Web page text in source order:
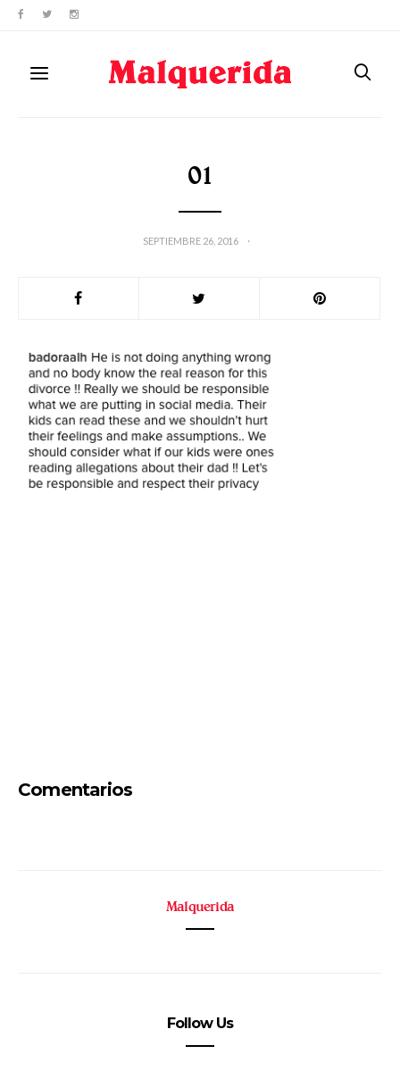
01
SEPTIEMBRE 26, 2016
Comentarios
Malquerida
Follow Us